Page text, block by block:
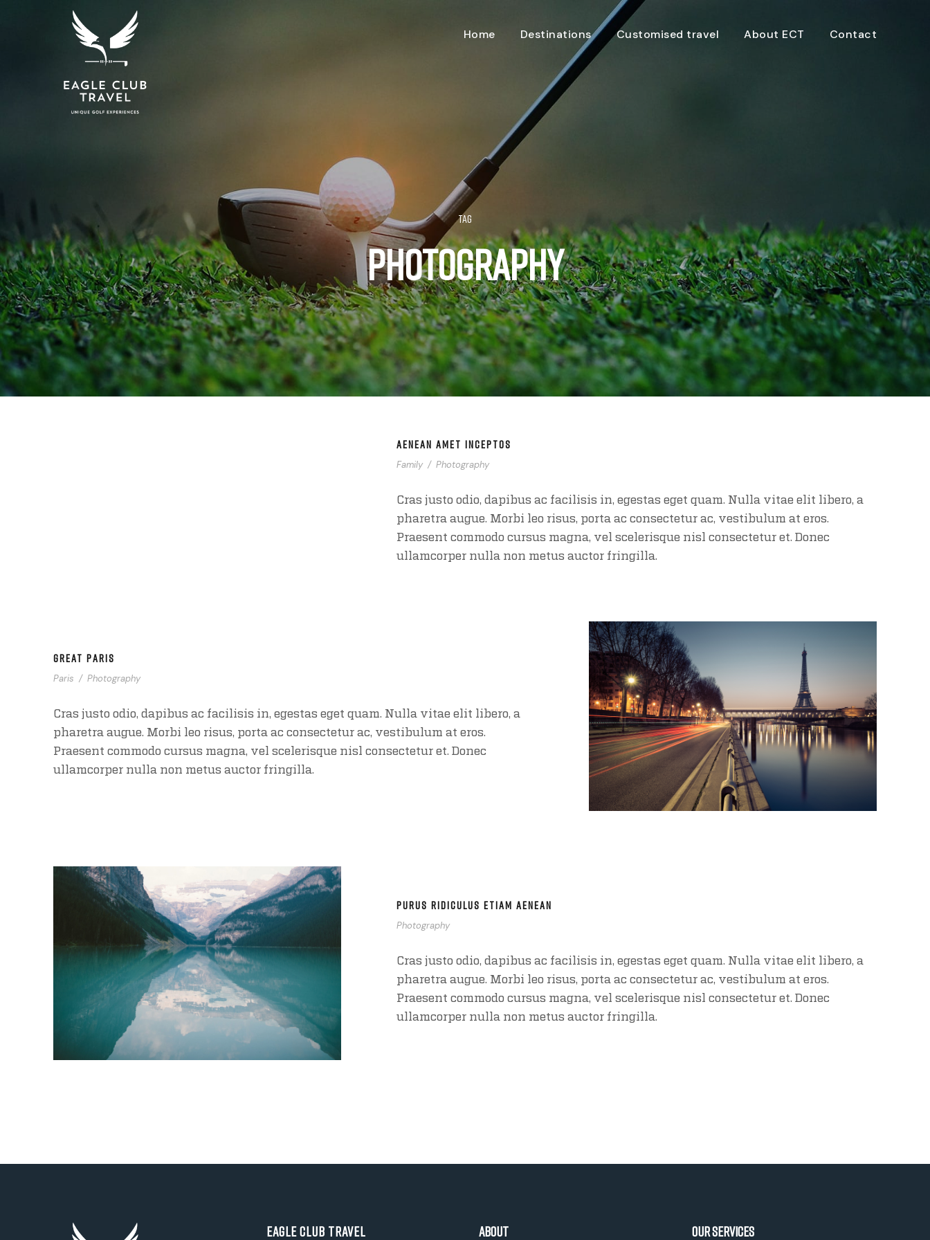
Home Destinations Customised travel About ECT Contact
Tag
Photography
AENEAN AMET INCEPTOS
Family / Photography
Cras justo odio, dapibus ac facilisis in, egestas eget quam. Nulla vitae elit libero, a
pharetra augue. Morbi leo risus, porta ac consectetur ac, vestibulum at eros.
Praesent commodo cursus magna, vel scelerisque nisl consectetur et. Donec
ullamcorper nulla non metus auctor fringilla.
GREAT PARIS
Paris / Photography
Cras justo odio, dapibus ac facilisis in, egestas eget quam. Nulla vitae elit libero, a
pharetra augue. Morbi leo risus, porta ac consectetur ac, vestibulum at eros.
Praesent commodo cursus magna, vel scelerisque nisl consectetur et. Donec
ullamcorper nulla non metus auctor fringilla.
PURUS RIDICULUS ETIAM AENEAN
Photography
Cras justo odio, dapibus ac facilisis in, egestas eget quam. Nulla vitae elit libero, a
pharetra augue. Morbi leo risus, porta ac consectetur ac, vestibulum at eros.
Praesent commodo cursus magna, vel scelerisque nisl consectetur et. Donec
ullamcorper nulla non metus auctor fringilla.
Eagle Club Travel About Our Services